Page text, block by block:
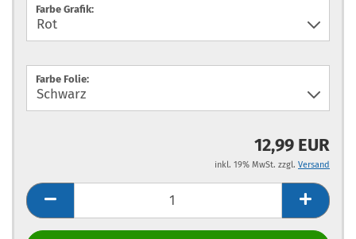
Farbe Grafik:
Farbe Folie:
12,99 EUR
inkl. 19% MwSt. zzgl. Versand